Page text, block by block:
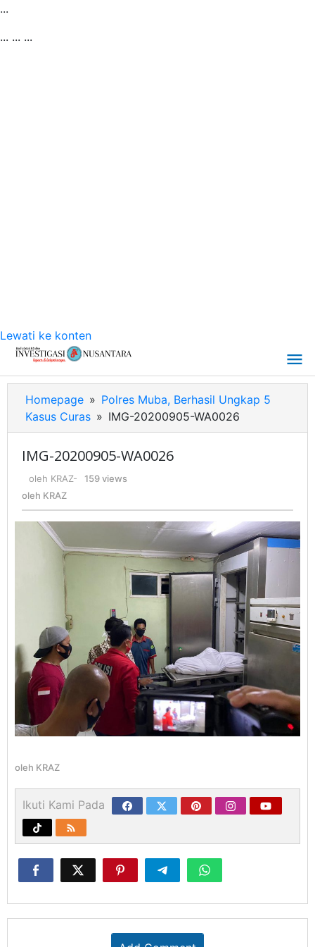
...
... ... ...
Lewati ke konten
Homepage » Polres Muba, Berhasil Ungkap 5
Kasus Curas » IMG-20200905-WA0026
IMG-20200905-WA0026
oleh KRAZ-
159 views
oleh KRAZ
oleh KRAZ
Ikuti Kami Pada